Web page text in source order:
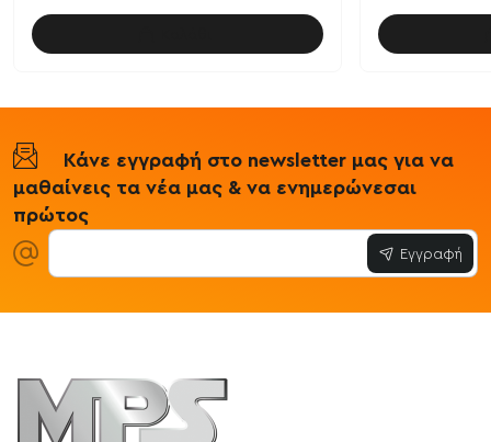
Κάνε εγγραφή στο newsletter μας για να
μαθαίνεις τα νέα μας & να ενημερώνεσαι
πρώτος
Εγγραφή